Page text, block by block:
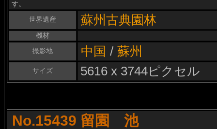
す。
世界遺産
蘇州古典園林
機材
撮影地
中国 / 蘇州
サイズ 5616 x 3744ピクセル
No.15439 留園 池